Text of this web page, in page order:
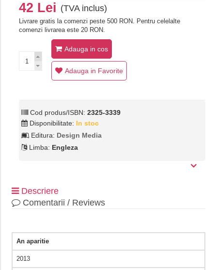
42 Lei (TVA inclus)
Livrare gratis la comenzi peste 500 RON. Pentru celelalte
comenzi livrarea este 20 RON.
Adauga in cos
Adauga in Favorite
Cod produs/ISBN: 2325-3339
Disponibilitate: In stoc
Editura: Design Media
Limba: Engleza
Descriere
Comentarii / Reviews
An aparitie
2013